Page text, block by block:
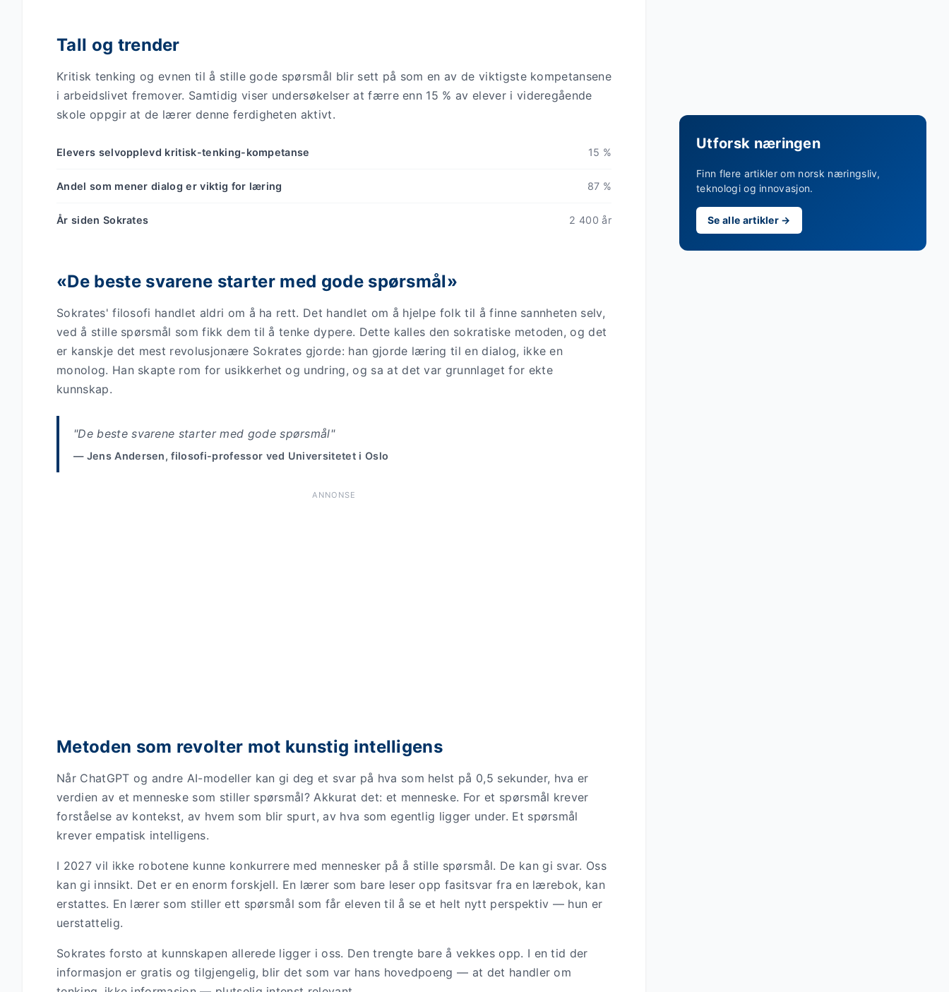
Tall og trender
Kritisk tenking og evnen til å stille gode spørsmål blir sett på som en av de viktigste kompetansene
i arbeidslivet fremover. Samtidig viser undersøkelser at færre enn 15 % av elever i videregående
skole oppgir at de lærer denne ferdigheten aktivt.
Elevers selvopplevd kritisk-tenking-kompetanse 15 %
Andel som mener dialog er viktig for læring 87 %
År siden Sokrates 2 400 år
«De beste svarene starter med gode spørsmål»
Sokrates' filosofi handlet aldri om å ha rett. Det handlet om å hjelpe folk til å finne sannheten selv,
ved å stille spørsmål som fikk dem til å tenke dypere. Dette kalles den sokratiske metoden, og det
er kanskje det mest revolusjonære Sokrates gjorde: han gjorde læring til en dialog, ikke en
monolog. Han skapte rom for usikkerhet og undring, og sa at det var grunnlaget for ekte
kunnskap.
"De beste svarene starter med gode spørsmål"
— Jens Andersen, filosofi-professor ved Universitetet i Oslo
ANNONSE
Metoden som revolter mot kunstig intelligens
Når ChatGPT og andre AI-modeller kan gi deg et svar på hva som helst på 0,5 sekunder, hva er
verdien av et menneske som stiller spørsmål? Akkurat det: et menneske. For et spørsmål krever
forståelse av kontekst, av hvem som blir spurt, av hva som egentlig ligger under. Et spørsmål
krever empatisk intelligens.
I 2027 vil ikke robotene kunne konkurrere med mennesker på å stille spørsmål. De kan gi svar. Oss
kan gi innsikt. Det er en enorm forskjell. En lærer som bare leser opp fasitsvar fra en lærebok, kan
erstattes. En lærer som stiller ett spørsmål som får eleven til å se et helt nytt perspektiv — hun er
uerstattelig.
Sokrates forsto at kunnskapen allerede ligger i oss. Den trengte bare å vekkes opp. I en tid der
informasjon er gratis og tilgjengelig, blir det som var hans hovedpoeng — at det handler om
Utforsk næringen
Finn flere artikler om norsk næringsliv,
teknologi og innovasjon.
Se alle artikler →